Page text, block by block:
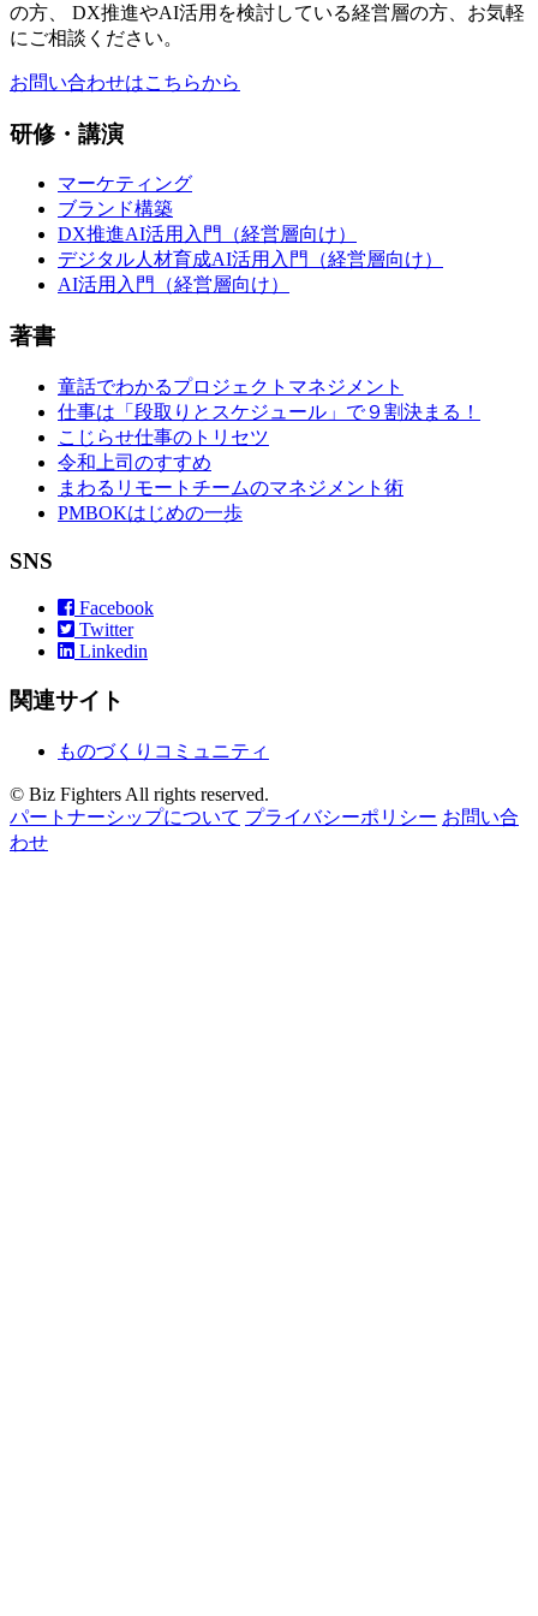
の方、 DX推進やAI活用を検討している経営層の方、お気軽
にご相談ください。
お問い合わせはこちらから
研修・講演
マーケティング
ブランド構築
DX推進AI活用入門（経営層向け）
デジタル人材育成AI活用入門（経営層向け）
AI活用入門（経営層向け）
著書
童話でわかるプロジェクトマネジメント
仕事は「段取りとスケジュール」で９割決まる！
こじらせ仕事のトリセツ
令和上司のすすめ
まわるリモートチームのマネジメント術
PMBOKはじめの一歩
SNS
Facebook
Twitter
Linkedin
関連サイト
ものづくりコミュニティ
© Biz Fighters All rights reserved.
パートナーシップについて プライバシーポリシー お問い合
わせ